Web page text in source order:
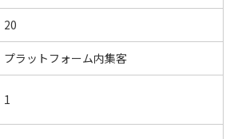
20
プラットフォーム内集客
1